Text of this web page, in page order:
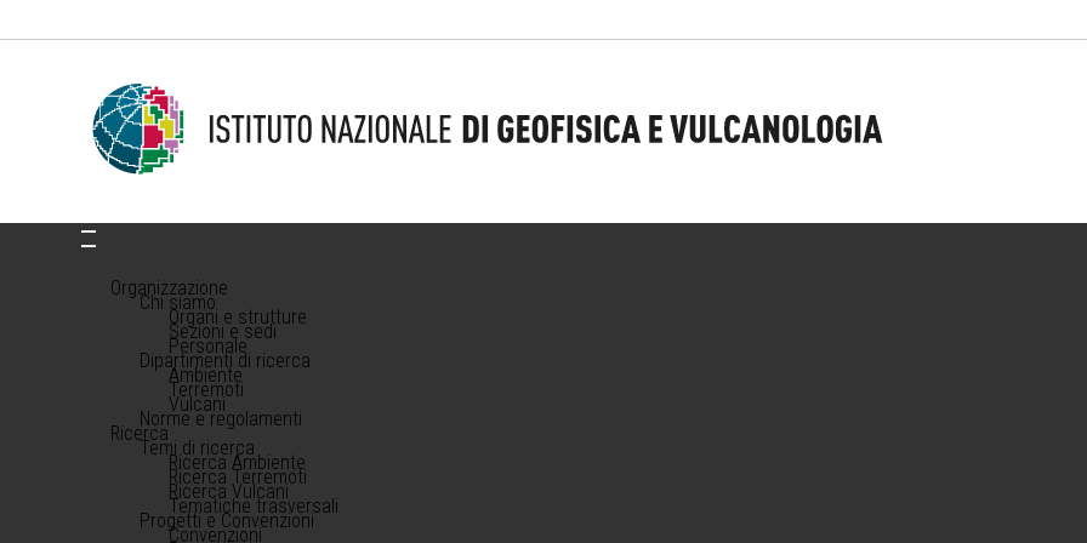
Organizzazione
Chi siamo
Organi e strutture
Sezioni e sedi
Personale
Dipartimenti di ricerca
Ambiente
Terremoti
Vulcani
Norme e regolamenti
Ricerca
Temi di ricerca
Ricerca Ambiente
Ricerca Terremoti
Ricerca Vulcani
Tematiche trasversali
Progetti e Convenzioni
Convenzioni